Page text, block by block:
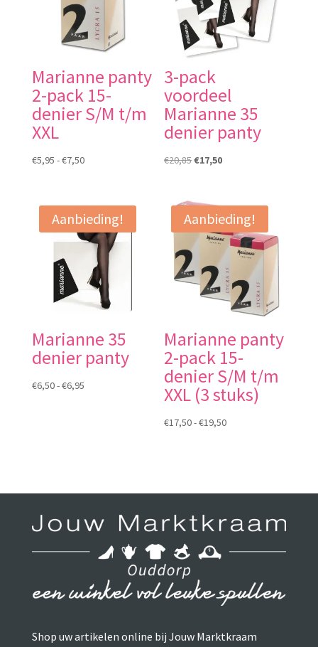
Marianne panty
2-pack 15-
denier S/M t/m
XXL
€5,95 -€7,50Prijsklasse:
€7,50
3-pack
voordeel
Marianne 35
denier panty
€20,85Oorspronkelijke
€20,85.
€17,50Huidige
€17,50.
Aanbieding!
Marianne 35
denier panty
€6,50-€6,95Prijsklasse:
Aanbieding!
Marianne panty
2-pack 15-
denier S/M t/m
XXL (3 stuks)
€17,50-€19,50Prijsklasse:
Shop uw artikelen online bij Jouw Marktkraam